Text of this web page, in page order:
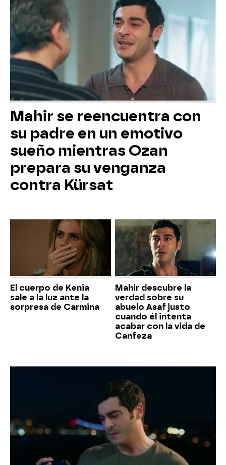
Mahir se reencuentra con
su padre en un emotivo
sueño mientras Ozan
prepara su venganza
contra Kürsat
El cuerpo de Kenia
sale a la luz ante la
sorpresa de Carmina
Mahir descubre la
verdad sobre su
abuelo Asaf justo
cuando él intenta
acabar con la vida de
Canfeza